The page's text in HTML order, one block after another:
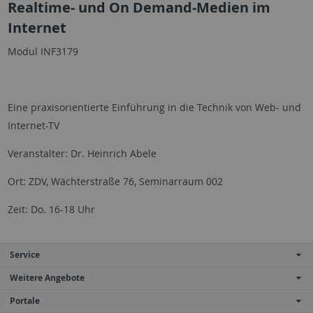
Realtime- und On Demand-Medien im
Internet
Modul INF3179
Eine praxisorientierte Einführung in die Technik von Web- und
Internet-TV
Veranstalter: Dr. Heinrich Abele
Ort: ZDV, Wächterstraße 76, Seminarraum 002
Zeit: Do. 16-18 Uhr
Service
Weitere Angebote
Portale